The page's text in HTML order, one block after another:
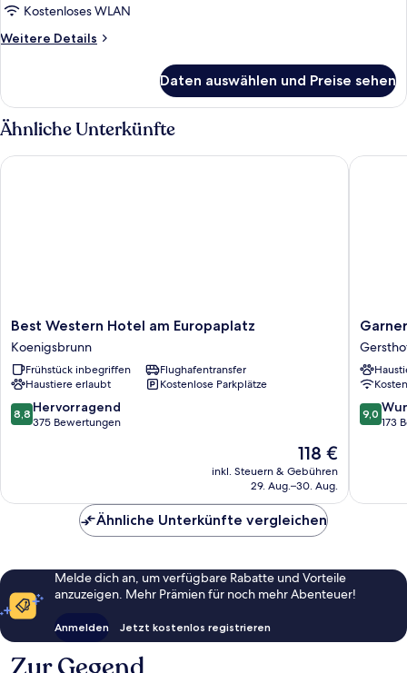
Kostenloses WLAN
Weitere Details
Weitere
Daten auswählen und Preise sehen
Ähnliche Unterkünfte
Best
Western
Hotel
am
Europaplatz
Koenigsbrunn
Best Western Hotel am Europaplatz
Koenigsbrunn
Frühstück inbegriffen
Flughafentransfer
Haustiere erlaubt
Kostenlose Parkplätze
8.8
von
8,8 Hervorragend
375 Bewertungen
Der
Preis
beträgt
118 €
inkl. Steuern & Gebühren
29. Aug.–30. Aug.
Best Western Hotel am Europaplatz
Garner
Hotel
Nord
by
IHG
9.0
von
9,0
173
Garner
Ähnliche Unterkünfte vergleichen
Melde dich an, um verfügbare Rabatte und Vorteile
anzuzeigen. Mehr Prämien für noch mehr Abenteuer!
Anmelden Jetzt kostenlos registrieren